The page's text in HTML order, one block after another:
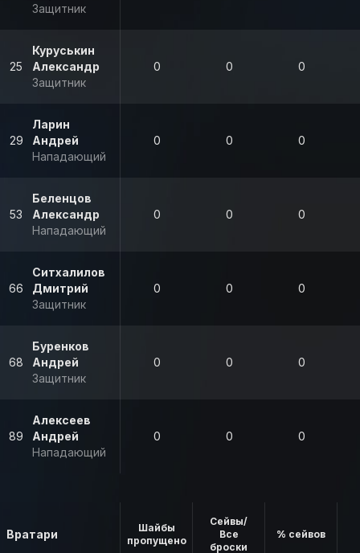
Защитник
25
Куруськин
Александр
Защитник
0 0 0
29
Ларин
Андрей
Нападающий
0 0 0
53
Беленцов
Александр
Нападающий
0 0 0
66
Ситхалилов
Дмитрий
Защитник
0 0 0
68
Буренков
Андрей
Защитник
0 0 0
89
Алексеев
Андрей
Нападающий
0 0 0
Вратари
Шайбы
пропущено
Сейвы/
Все
броски
% сейвов